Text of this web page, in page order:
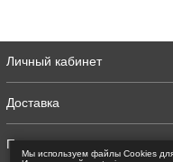
Личный кабинет
Доставка
Полная версия
Мы используем файлы Сookies